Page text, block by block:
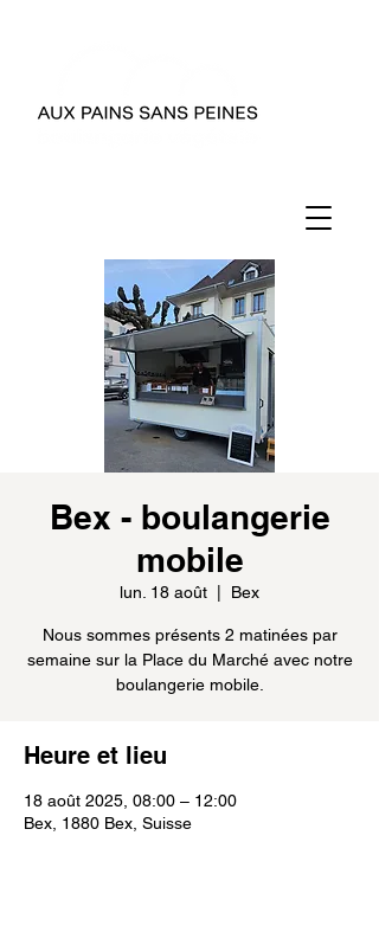
Bex - boulangerie
mobile
lun. 18 août Bex
Nous sommes présents 2 matinées par
semaine sur la Place du Marché avec notre
boulangerie mobile.
Heure et lieu
18 août 2025, 08:00 – 12:00
Bex, 1880 Bex, Suisse